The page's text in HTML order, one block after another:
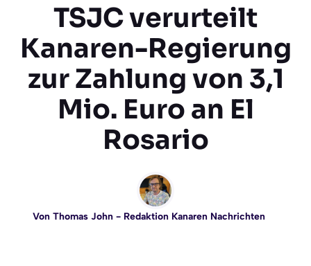
TSJC verurteilt
Kanaren-Regierung
zur Zahlung von 3,1
Mio. Euro an El
Rosario
Von Thomas John- Redaktion Kanaren Nachrichten